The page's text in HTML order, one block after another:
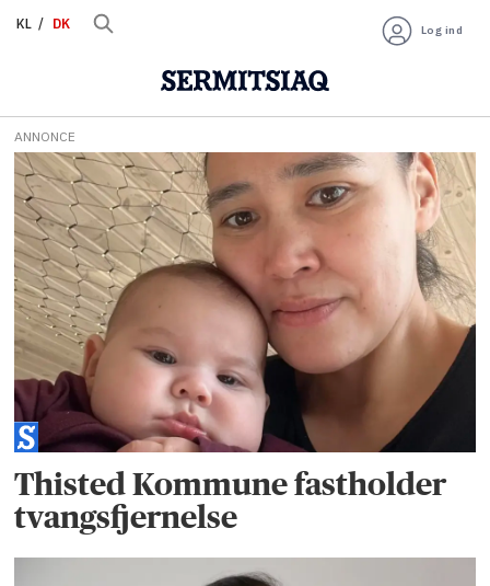
KL DK Log ind
Tag:
ankestyrelsen
ANNONCE
Thisted Kommune fastholder
tvangsfjernelse